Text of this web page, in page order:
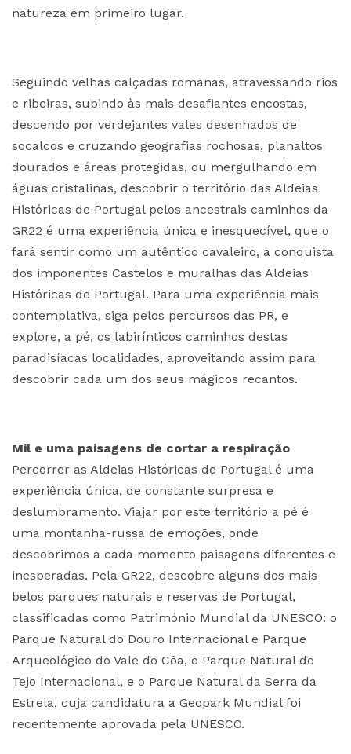
natureza em primeiro lugar.
Seguindo velhas calçadas romanas, atravessando rios
e ribeiras, subindo às mais desafiantes encostas,
descendo por verdejantes vales desenhados de
socalcos e cruzando geografias rochosas, planaltos
dourados e áreas protegidas, ou mergulhando em
águas cristalinas, descobrir o território das Aldeias
Históricas de Portugal pelos ancestrais caminhos da
GR22 é uma experiência única e inesquecível, que o
fará sentir como um autêntico cavaleiro, à conquista
dos imponentes Castelos e muralhas das Aldeias
Históricas de Portugal. Para uma experiência mais
contemplativa, siga pelos percursos das PR, e
explore, a pé, os labirínticos caminhos destas
paradisíacas localidades, aproveitando assim para
descobrir cada um dos seus mágicos recantos.
Mil e uma paisagens de cortar a respiração
Percorrer as Aldeias Históricas de Portugal é uma
experiência única, de constante surpresa e
deslumbramento. Viajar por este território a pé é
uma montanha-russa de emoções, onde
descobrimos a cada momento paisagens diferentes e
inesperadas. Pela GR22, descobre alguns dos mais
belos parques naturais e reservas de Portugal,
classificadas como Património Mundial da UNESCO: o
Parque Natural do Douro Internacional e Parque
Arqueológico do Vale do Côa, o Parque Natural do
Tejo Internacional, e o Parque Natural da Serra da
Estrela, cuja candidatura a Geopark Mundial foi
recentemente aprovada pela UNESCO.